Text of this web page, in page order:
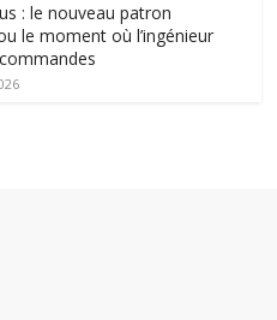
: le nouveau patron
le moment où l’ingénieur